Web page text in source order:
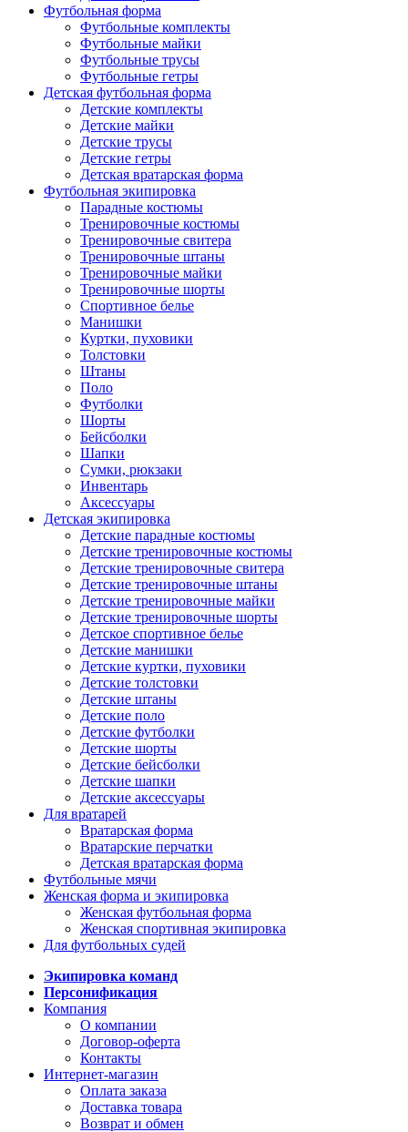
Футбольная форма
Футбольные комплекты
Футбольные майки
Футбольные трусы
Футбольные гетры
Детская футбольная форма
Детские комплекты
Детские майки
Детские трусы
Детские гетры
Детская вратарская форма
Футбольная экипировка
Парадные костюмы
Тренировочные костюмы
Тренировочные свитера
Тренировочные штаны
Тренировочные майки
Тренировочные шорты
Спортивное белье
Манишки
Куртки, пуховики
Толстовки
Штаны
Поло
Футболки
Шорты
Бейсболки
Шапки
Сумки, рюкзаки
Инвентарь
Аксессуары
Детская экипировка
Детские парадные костюмы
Детские тренировочные костюмы
Детские тренировочные свитера
Детские тренировочные штаны
Детские тренировочные майки
Детские тренировочные шорты
Детское спортивное белье
Детские манишки
Детские куртки, пуховики
Детские толстовки
Детские штаны
Детские поло
Детские футболки
Детские шорты
Детские бейсболки
Детские шапки
Детские аксессуары
Для вратарей
Вратарская форма
Вратарские перчатки
Детская вратарская форма
Футбольные мячи
Женская форма и экипировка
Женская футбольная форма
Женская спортивная экипировка
Для футбольных судей
Экипировка команд
Персонификация
Компания
О компании
Договор-оферта
Контакты
Интернет-магазин
Оплата заказа
Доставка товара
Возврат и обмен